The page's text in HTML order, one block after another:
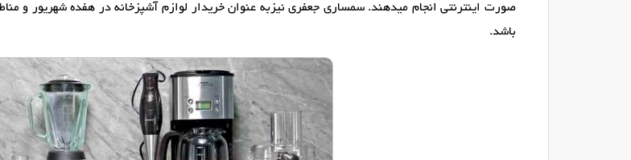
صورت اینترنتی انجام میدهند. سمساری جعفری نیزبه عنوان خریدار لوازم آشپزخانه در هفده شهریور و
باشد.